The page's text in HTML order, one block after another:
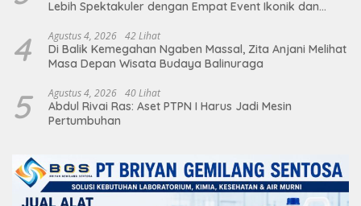
Lebih Spektakuler dengan Empat Event Ikonik dan
4 Agustus 4, 2026 42 Lihat
Di Balik Kemegahan Ngaben Massal, Zita Anjani Melihat
Masa Depan Wisata Budaya Balinuraga
5 Agustus 4, 2026 40 Lihat
Abdul Rivai Ras: Aset PTPN I Harus Jadi Mesin
Pertumbuhan